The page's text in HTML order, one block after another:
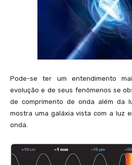
Pode-se ter um entendimento
evolução e de seus fenômenos se
de comprimento de onda além da
mostra uma galáxia vista com a luz
onda.